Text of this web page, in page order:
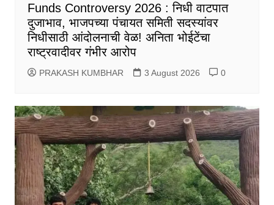
Funds Controversy 2026 : निधी वाटपात
दुजाभाव, भाजपच्या पंचायत समिती सदस्यांवर
निधीसाठी आंदोलनाची वेळ! अनिता भोईटेंचा
राष्ट्रवादीवर गंभीर आरोप
PRAKASH KUMBHAR 3 August 2026 0